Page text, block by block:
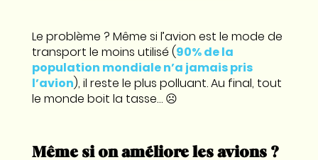
Le problème ? Même si l’avion est le mode de
transport le moins utilisé (90% de la
population mondiale n’a jamais pris
l’avion), il reste le plus polluant. Au final, tout
le monde boit la tasse… ☹️